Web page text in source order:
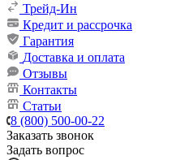
Трейд-Ин
Кредит и рассрочка
Гарантия
Доставка и оплата
Отзывы
Контакты
Статьи
8 (800) 500-00-22
Заказать звонок
Задать вопрос